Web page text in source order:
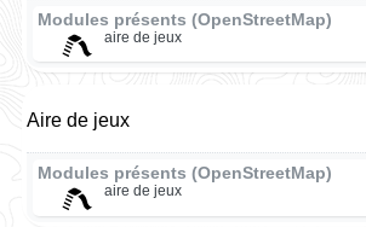
Modules présents (OpenStreetMap)
aire de jeux
Aire de jeux
Modules présents (OpenStreetMap)
aire de jeux